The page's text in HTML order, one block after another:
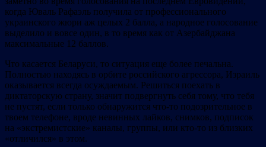
когда Юваль Рафаэль получила от профессионального
украинского жюри аж целых 2 балла, а народное голосование
выделило и вовсе один, в то время как от Азербайджана
максимальные 12 баллов.
Что касается Беларуси, то ситуация еще более печальна.
Полностью находясь в орбите российского агрессора, Израиль
оказывается всегда осуждаемым. Решиться поехать в
диктаторскую страну, значит подвергнуть себя тому, что тебя
не пустят, если только обнаружится что-то подозрительное в
твоем телефоне, вроде невинных лайков, снимков, подписок
на «экстремистские» каналы, группы, или кто-то из близких
«отличился» в этом.